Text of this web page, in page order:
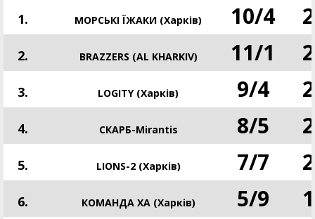
1. МОРСЬКІ ЇЖАКИ (Харків) 10/4
2. BRAZZERS (AL KHARKIV) 11/1
3. LOGITY (Харків) 9/4
4. СКАРБ-Mirantis 8/5
5. LIONS-2 (Харків) 7/7
6. КОМАНДА ХА (Харків) 5/9